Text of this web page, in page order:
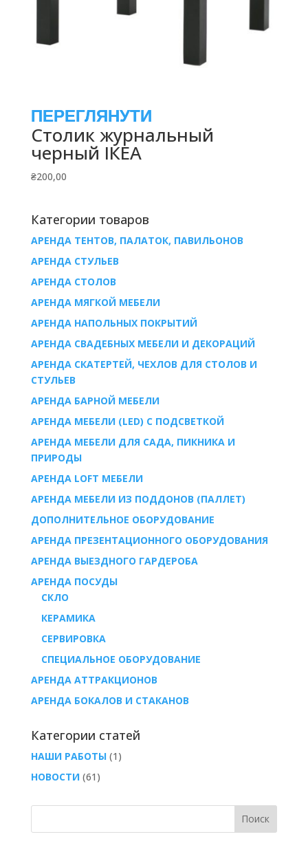
Столик журнальный
черный ІКЕА
₴200,00
Категории товаров
АРЕНДА ТЕНТОВ, ПАЛАТОК, ПАВИЛЬОНОВ
AРЕНДА СТУЛЬЕВ
AРЕНДА СТОЛОВ
АРЕНДА МЯГКОЙ МЕБЕЛИ
АРЕНДА НАПОЛЬНЫХ ПОКРЫТИЙ
АРЕНДА СВАДЕБНЫХ МЕБЕЛИ И ДЕКОРАЦИЙ
АРЕНДА СКАТЕРТЕЙ, ЧЕХЛОВ ДЛЯ СТОЛОВ И
СТУЛЬЕВ
АРЕНДА БАРНОЙ МЕБЕЛИ
АРЕНДА МЕБЕЛИ (LED) С ПОДСВЕТКОЙ
АРЕНДА МЕБЕЛИ ДЛЯ САДА, ПИКНИКА И
ПРИРОДЫ
АРЕНДА LOFT МЕБЕЛИ
АРЕНДА МЕБЕЛИ ИЗ ПОДДОНОВ (ПАЛЛЕТ)
ДОПОЛНИТЕЛЬНОЕ ОБОРУДОВАНИЕ
АРЕНДА ПРЕЗЕНТАЦИОННОГО ОБОРУДОВАНИЯ
АРЕНДА ВЫЕЗДНОГО ГАРДЕРОБА
AРЕНДА ПОСУДЫ
СКЛО
КЕРАМИКА
СЕРВИРОВКА
СПЕЦИАЛЬНОЕ ОБОРУДОВАНИЕ
АРЕНДА АТТРАКЦИОНОВ
АРЕНДА БОКАЛОВ И СТАКАНОВ
Категории статей
НАШИ РАБОТЫ(1)
НОВОСТИ(61)